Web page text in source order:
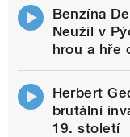
Benzína
Neužil v
hrou a hře
Herbert
brutální
19. století